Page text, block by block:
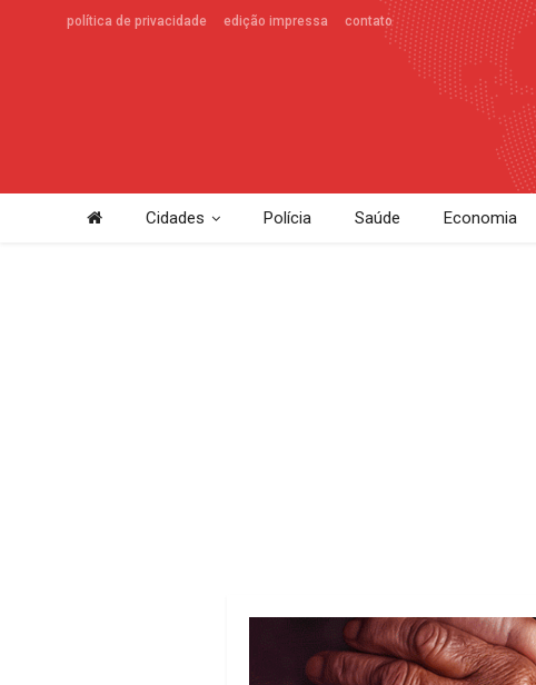
política de privacidade edição impressa contato
Cidades Polícia Saúde Economia